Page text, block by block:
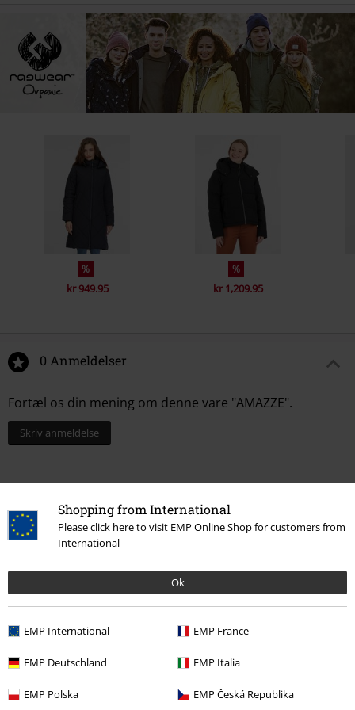
Shopping from International
Please click here to visit EMP Online Shop for customers from
International
Ok
EMP International EMP France
EMP Deutschland EMP Italia
EMP Polska EMP Česká Republika
%
kr 949.95
%
kr 1,209.95
0 Anmeldelser
Fortæl os din mening om denne vare "AMAZZE".
Skriv anmeldelse
Tøj & accessories Jakker
Tøjmærker Vinterjakker